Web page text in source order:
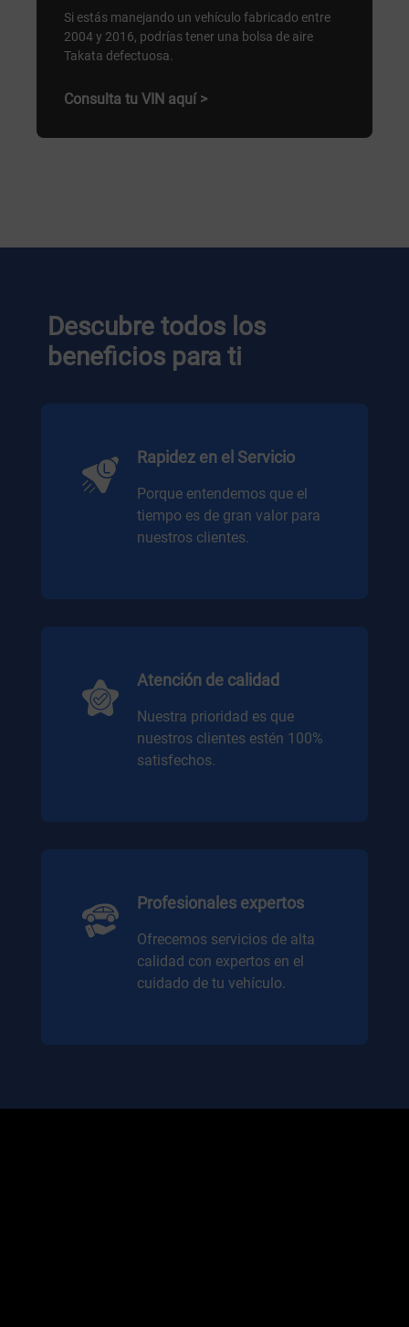
Si estás manejando un vehículo fabricado entre
2004 y 2016, podrías tener una bolsa de aire
Takata defectuosa.
Consulta tu VIN aquí >
Descubre todos los
beneficios para ti
Rapidez en el Servicio
Porque entendemos que el
tiempo es de gran valor para
nuestros clientes.
Atención de calidad
Nuestra prioridad es que
nuestros clientes estén 100%
satisfechos.
Profesionales expertos
Ofrecemos servicios de alta
calidad con expertos en el
cuidado de tu vehículo.